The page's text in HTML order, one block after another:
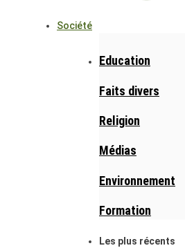
Société
Education
Faits divers
Religion
Médias
Environnement
Formation
Les plus récents